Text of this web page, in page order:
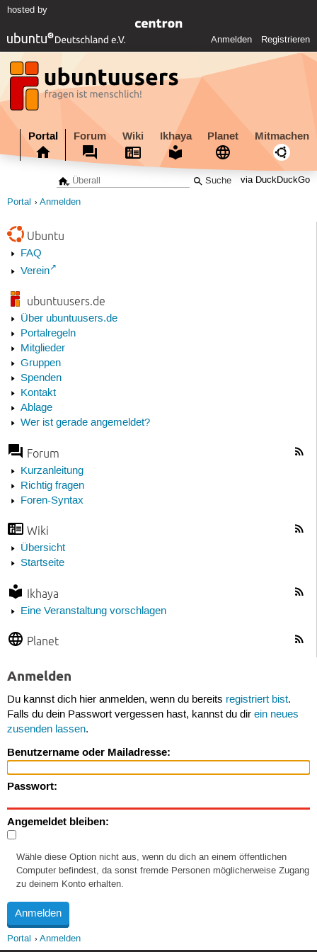
hosted by
Anmelden Registrieren
Portal Forum Wiki Ikhaya Planet Mitmachen
via DuckDuckGo
Portal Anmelden
Ubuntu
FAQ
Verein
ubuntuusers.de
Über ubuntuusers.de
Portalregeln
Mitglieder
Gruppen
Spenden
Kontakt
Ablage
Wer ist gerade angemeldet?
Forum
Kurzanleitung
Richtig fragen
Foren-Syntax
Wiki
Übersicht
Startseite
Ikhaya
Eine Veranstaltung vorschlagen
Planet
Anmelden
Du kannst dich hier anmelden, wenn du bereits registriert bist.
Falls du dein Passwort vergessen hast, kannst du dir ein neues
zusenden lassen.
Benutzername oder Mailadresse:
Passwort:
Angemeldet bleiben:
Wähle diese Option nicht aus, wenn du dich an einem öffentlichen
Computer befindest, da sonst fremde Personen möglicherweise Zugang
zu deinem Konto erhalten.
Portal Anmelden